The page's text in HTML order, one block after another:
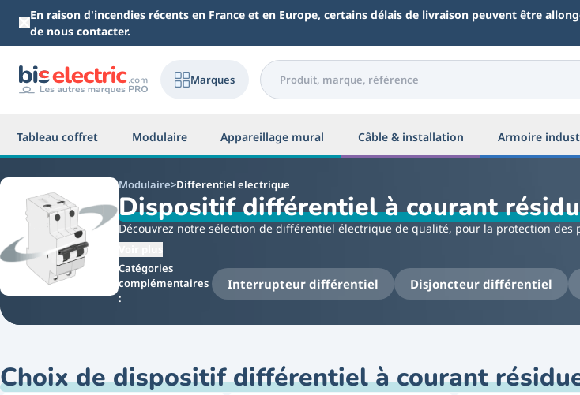
Aller au contenu principal
En raison d'incendies récents en France et en Europe, certains délais de livraison peuvent être
de nous contacter.
Marques
Tableau coffret Modulaire Appareillage mural Câble & installation Armoire
Modulaire Differentiel electrique
Dispositif différentiel à courant
Découvrez notre sélection de différentiel électrique de qualité, pour la protection des
Le différentiel 30mA à pour rôle d'assurer la protection des personnes grâce au
sur votre coffret electrique sous forme d'un bloc auxiliaire ou d'un module dédié et
Rendu obligatoire par la norme NF C15-100, la protection différentielle se compose
Un différentiel 300mA sera parfois utilisé pour certaines applications industrielles
Retrouvez notre large gamme de différentiel 30mA au meilleur prix !
Catégories
complémentaires
:
Interrupteur différentiel Disjoncteur différentiel
Choix de dispositif différentiel à courant